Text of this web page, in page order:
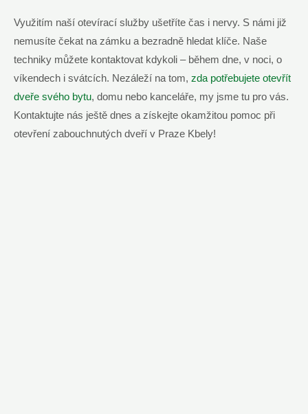
Využitím naší otevírací služby ušetříte čas i nervy. S námi již
nemusíte čekat na zámku a bezradně hledat klíče. Naše
techniky můžete kontaktovat kdykoli – během dne, v noci, o
víkendech i svátcích. Nezáleží na tom, zda potřebujete otevřít
dveře svého bytu, domu nebo kanceláře, my jsme tu pro vás.
Kontaktujte nás ještě dnes a získejte okamžitou pomoc při
otevření zabouchnutých dveří v Praze Kbely!